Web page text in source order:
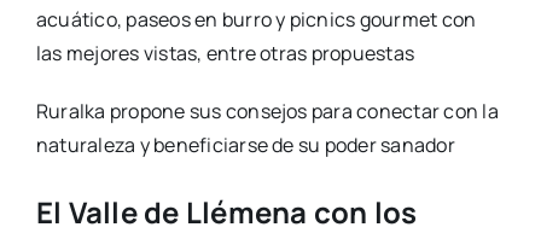
acuático, paseos en burro y picnics gourmet con
las mejores vistas, entre otras propuestas
Ruralka propone sus consejos para conectar con la
naturaleza y beneficiarse de su poder sanador
El Valle de Llémena con los